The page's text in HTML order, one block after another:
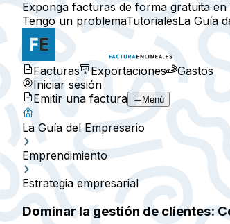
Exponga facturas de forma gratuita en
Tengo un problemaTutorialesLa Guía
Facturas Exportaciones
Gastos
Iniciar sesión
Emitir una factura
Menú
La Guía del Empresario
Emprendimiento
Estrategia empresarial
Dominar la gestión de clientes: